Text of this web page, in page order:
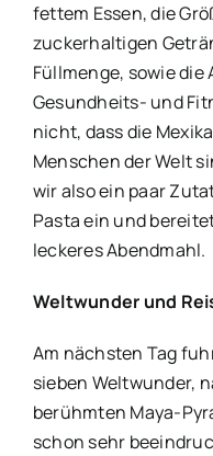
fettem Essen, die
zuckerhaltigen
Füllmenge, sowie die
Gesundheits- und
nicht, dass die
Menschen der Welt
wir also ein paar
Pasta ein und
leckeres Abendmahl.
Weltwunder und
Am nächsten Tag
sieben Weltwunder,
berühmten Maya-
schon sehr